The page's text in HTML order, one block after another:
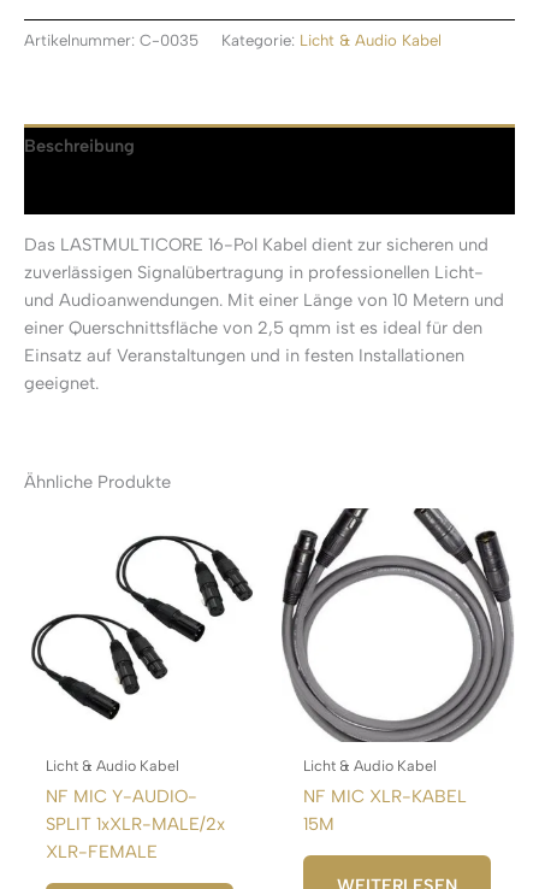
Artikelnummer: C-0035 Kategorie: Licht & Audio Kabel
Beschreibung
Das LASTMULTICORE 16-Pol Kabel dient zur sicheren und
zuverlässigen Signalübertragung in professionellen Licht-
und Audioanwendungen. Mit einer Länge von 10 Metern und
einer Querschnittsfläche von 2,5 qmm ist es ideal für den
Einsatz auf Veranstaltungen und in festen Installationen
geeignet.
Ähnliche Produkte
Licht & Audio Kabel
NF MIC Y-AUDIO-
SPLIT 1xXLR-MALE/2x
XLR-FEMALE
Licht & Audio Kabel
NF MIC XLR-KABEL
15M